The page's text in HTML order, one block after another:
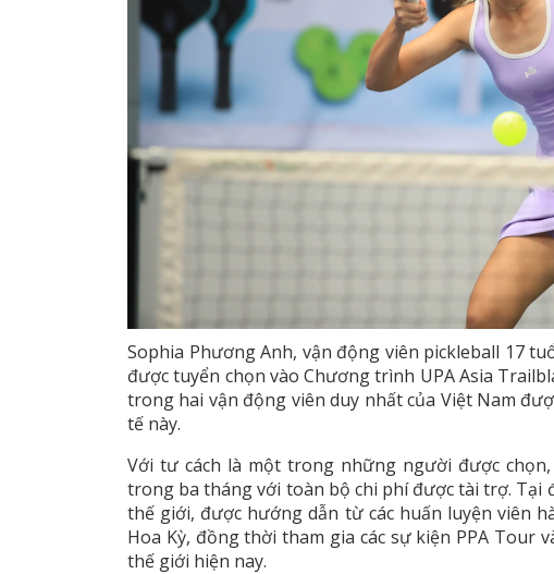
Sophia Phương Anh, vận động viên pickleball 17
được tuyển chọn vào Chương trình UPA Asia
trong hai vận động viên duy nhất của Việt Nam
tế này.
Với tư cách là một trong những người được
trong ba tháng với toàn bộ chi phí được tài trợ. Tại
thế giới, được hướng dẫn từ các huấn luyện viên
Hoa Kỳ, đồng thời tham gia các sự kiện PPA Tour
thế giới hiện nay.